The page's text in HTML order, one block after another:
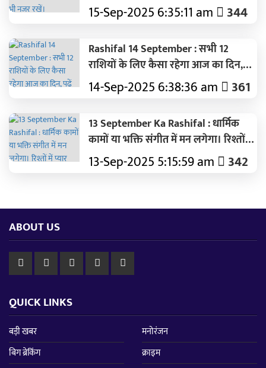
15-Sep-2025 6:35:11 am 344
Rashifal 14 September : सभी 12
राशियों के लिए कैसा रहेगा आज का दिन,
पढ़ें 14 सितंबर का विस्तृत से राशिफल
14-Sep-2025 6:38:36 am 361
13 September Ka Rashifal : धार्मिक
कामों या भक्ति संगीत में मन लगेगा। रिश्तों में
प्यार और भरोसा बढ़ेगा।
13-Sep-2025 5:15:59 am 342
ABOUT US
QUICK LINKS
बड़ी खबर
बिग ब्रेकिंग
मनोरंजन
क्राइम